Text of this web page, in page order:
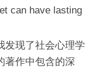
can have lasting
现了社会心理学
著作中包含的深